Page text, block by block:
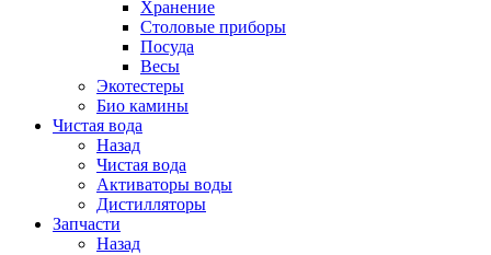
Хранение
Столовые приборы
Посуда
Весы
Экотестеры
Био камины
Чистая вода
Назад
Чистая вода
Активаторы воды
Дистилляторы
Запчасти
Назад